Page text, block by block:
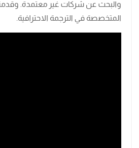
والبحث عن شركات غير معتمدة.
المتخصصة في الترجمة الاحترافية.